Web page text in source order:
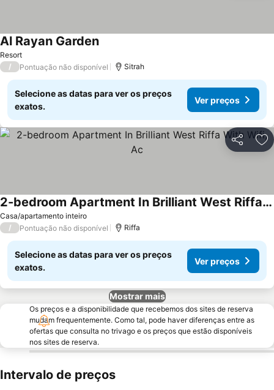
Resort
Al Rayan GardenVer preços
/ Pontuação não disponível Sitrah
Selecione as datas para ver os preços
exatos.
Ver preços
Partilhar
Casa/apartamento inteiro
2-bedroom Apartment In Brilliant West Riffa With Wifi, Ac
Ver preços
/ Pontuação não disponível Riffa
Selecione as datas para ver os preços
exatos.
Ver preços
Mostrar mais
Os preços e a disponibilidade que recebemos dos sites de reserva
mudam frequentemente. Como tal, pode haver diferenças entre as
ofertas que consulta no trivago e os preços que estão disponíveis
nos sites de reserva.
Intervalo de preços